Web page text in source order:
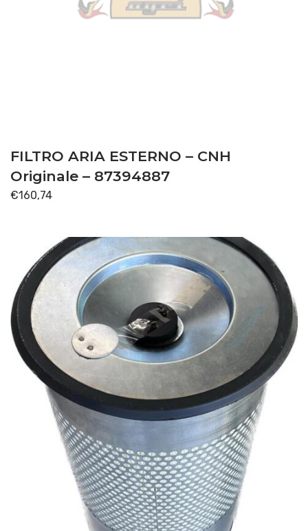
FILTRO ARIA ESTERNO – CNH
Originale – 87394887
€160,74